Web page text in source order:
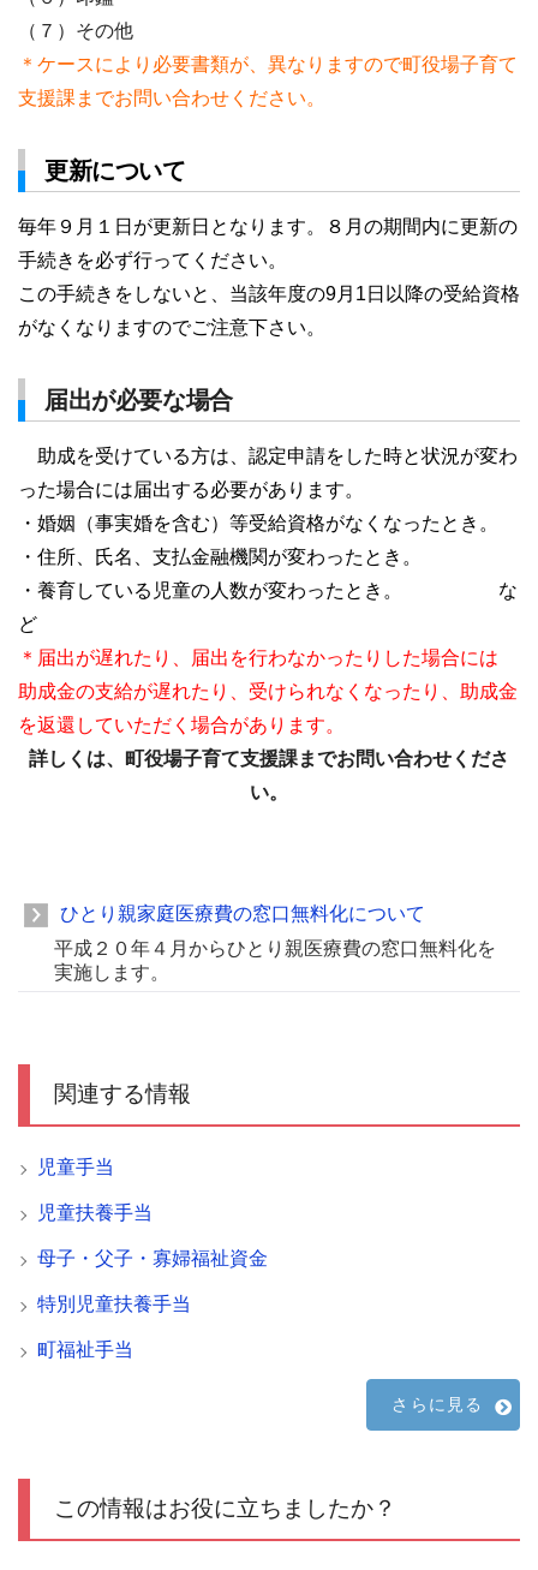
（７）その他
＊ケースにより必要書類が、異なりますので町役場子育て
支援課までお問い合わせください。
更新について
毎年９月１日が更新日となります。８月の期間内に更新の
手続きを必ず行ってください。
この手続きをしないと、当該年度の9月1日以降の受給資格
がなくなりますのでご注意下さい。
届出が必要な場合
助成を受けている方は、認定申請をした時と状況が変わ
った場合には届出する必要があります。
・婚姻（事実婚を含む）等受給資格がなくなったとき。
・住所、氏名、支払金融機関が変わったとき。
・養育している児童の人数が変わったとき。 な
ど
＊届出が遅れたり、届出を行わなかったりした場合には
助成金の支給が遅れたり、受けられなくなったり、助成金
を返還していただく場合があります。
詳しくは、町役場子育て支援課までお問い合わせくださ
い。
ひとり親家庭医療費の窓口無料化について
平成２０年４月からひとり親医療費の窓口無料化を
実施します。
関連する情報
児童手当
児童扶養手当
母子・父子・寡婦福祉資金
特別児童扶養手当
町福祉手当
さらに見る
この情報はお役に立ちましたか？